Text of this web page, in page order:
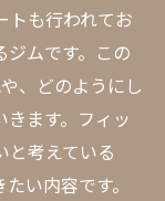
トも行われてお
ジムです。この
、どのようにし
ます。フィッ
と考えている
い内容です。